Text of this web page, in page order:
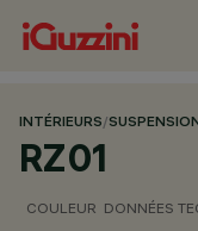
INTÉRIEURS/
RZ01
COULEUR DONNÉES